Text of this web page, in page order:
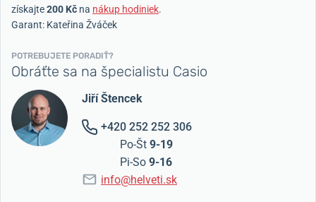
získajte200 Kč na nákup hodiniek.
Garant: Kateřina Žváček
POTREBUJETE PORADIŤ?
Obráťte sa na špecialistu Casio
Jiří Štencek
+420 252 252 306
Po-Št 9-19
Pi-So 9-16
info@helveti.sk